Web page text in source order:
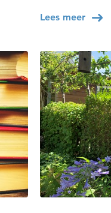
Lees meer
Nee
Om
moet je eerst
Wil je nu een
Ja